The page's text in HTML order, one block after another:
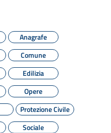
Anagrafe
Comune
Edilizia
Opere
Protezione Civile
Sociale